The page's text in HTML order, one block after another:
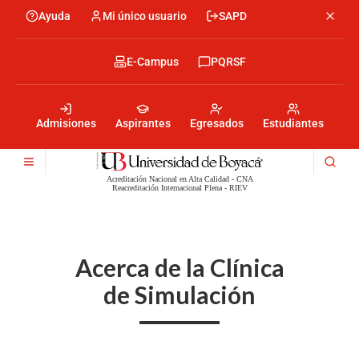
contenido
Menu
encabezado
Ayuda Mi único usuario SAPD
encabezado
Admisiones Aspirantes Egresados Estudiantes
Menu
encabezado
-
Derecha
E-Campus PQRSF
Menú
Acreditación Nacional en Alta Calidad - CNA
Reacreditación Internacional Plena - RIEV
Acerca de la Clínica
de Simulación